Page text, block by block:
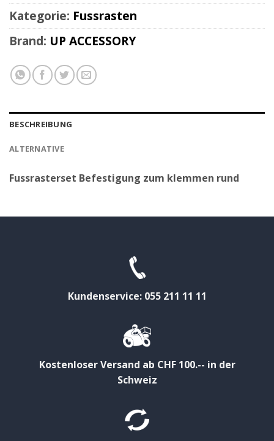
Kategorie: Fussrasten
Brand: UP ACCESSORY
BESCHREIBUNG
ALTERNATIVE
Fussrasterset Befestigung zum klemmen rund
Kundenservice: 055 211 11 11
Kostenloser Versand ab CHF 100.-- in der
Schweiz